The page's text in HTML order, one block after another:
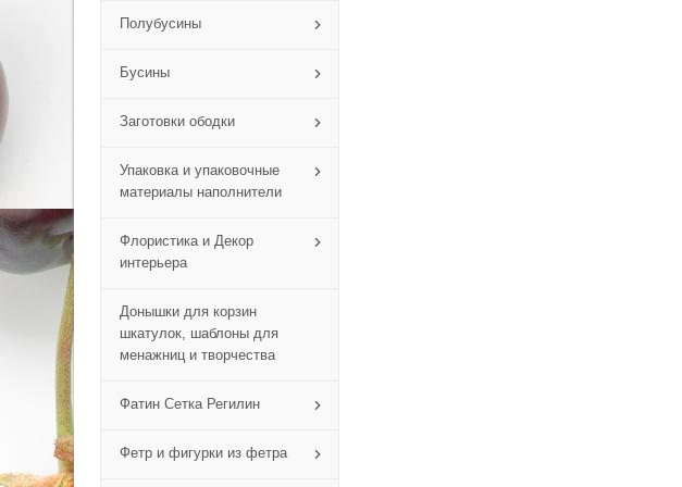
Полубусины
Бусины
Заготовки ободки
Упаковка и упаковочные
материалы наполнители
Флористика и Декор
интерьера
Донышки для корзин
шкатулок, шаблоны для
менажниц и творчества
Фатин Сетка Регилин
Фетр и фигурки из фетра